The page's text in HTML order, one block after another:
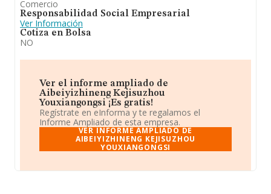
Comercio
Responsabilidad Social Empresarial
Ver Información
Cotiza en Bolsa
NO
Ver el informe ampliado de
Aibeiyizhineng Kejisuzhou
Youxiangongsi ¡Es gratis!
Regístrate en eInforma y te regalamos el
Informe Ampliado de esta empresa.
VER INFORME AMPLIADO DE
AIBEIYIZHINENG KEJISUZHOU
YOUXIANGONGSI